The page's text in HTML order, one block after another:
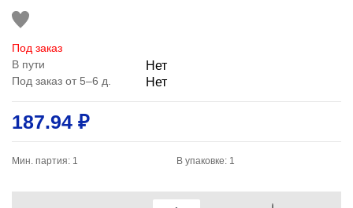
Под заказ
В пути
Нет
Под заказ от 5–6 д. Нет
187.94 ₽
Мин. партия: 1 В упаковке: 1